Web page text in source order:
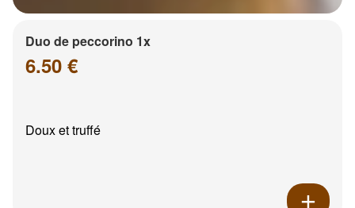
Duo de peccorino 1x
6.50 €
Doux et truffé